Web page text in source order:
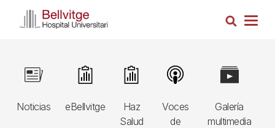
Busca
Navegació
principal
3r
Noticias
Image
eBellvitge
Image
Haz
Salud
Image
Voces
de
Image
Galería
multimedia
Image